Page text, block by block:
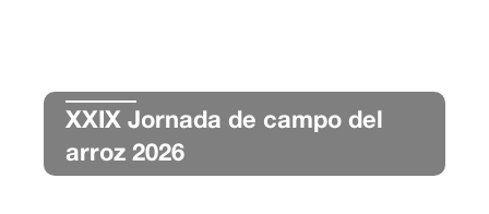
XXIX Jornada de campo del
arroz 2026